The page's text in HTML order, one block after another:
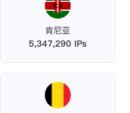
肯尼亚
5,347,290 IPs